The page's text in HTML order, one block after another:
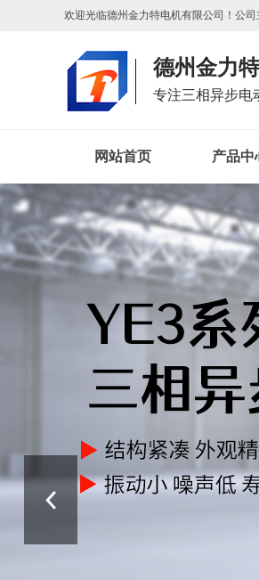
欢迎光临德州金力特电机有限公司！公司
德州金力
专注三相异步电
网站首页 产品中